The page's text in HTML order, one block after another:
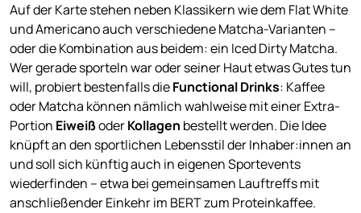
Auf der Karte stehen neben Klassikern wie dem Flat White
und Americano auch verschiedene Matcha-Varianten –
oder die Kombination aus beidem: ein Iced Dirty Matcha.
Wer gerade sporteln war oder seiner Haut etwas Gutes tun
will, probiert bestenfalls dieFunctional Drinks: Kaffee
oder Matcha können nämlich wahlweise mit einer Extra-
Portion EiweißoderKollagen bestellt werden. Die Idee
knüpft an den sportlichen Lebensstil der Inhaber:innen an
und soll sich künftig auch in eigenen Sportevents
wiederfinden – etwa bei gemeinsamen Lauftreffs mit
anschließender Einkehr im BERT zum Proteinkaffee.